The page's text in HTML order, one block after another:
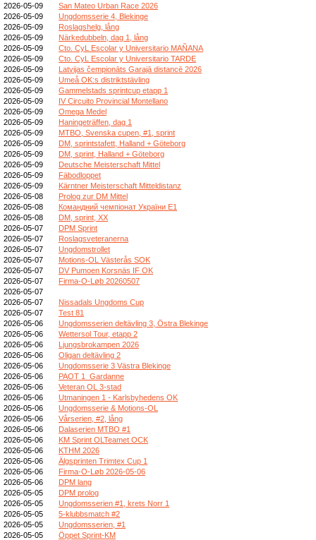
2026-05-09
San Mateo Urban Race 2026
2026-05-09
Ungdomsserie 4, Blekinge
2026-05-09
Roslagshelg, lång
2026-05-09
Närkedubbeln, dag 1, lång
2026-05-09
Cto. CyL Escolar y Universitario MAÑANA
2026-05-09
Cto. CyL Escolar y Universitario TARDE
2026-05-09
Latvijas čempionāts Garajā distancē 2026
2026-05-09
Umeå OK:s distriktstävling
2026-05-09
Gammelstads sprintcup etapp 1
2026-05-09
IV Circuito Provincial Montellano
2026-05-09
Omega Medel
2026-05-09
Haningeträffen, dag 1
2026-05-09
MTBO, Svenska cupen, #1, sprint
2026-05-09
DM, sprintstafett, Halland + Göteborg
2026-05-09
DM, sprint, Halland + Göteborg
2026-05-09
Deutsche Meisterschaft Mittel
2026-05-09
Fäbodloppet
2026-05-09
Kärntner Meisterschaft Mitteldistanz
2026-05-08
Prolog zur DM Mittel
2026-05-08
Командний чемпіонат України E1
2026-05-08
DM, sprint, XX
2026-05-07
DPM Sprint
2026-05-07
Roslagsveteranerna
2026-05-07
Ungdomstrollet
2026-05-07
Motions-OL Västerås SOK
2026-05-07
DV Pumoen Korsnäs IF OK
2026-05-07
Firma-O-Løb 20260507
2026-05-07
2026-05-07
Nissadals Ungdoms Cup
2026-05-07
Test 81
2026-05-06
Ungdomsserien deltävling 3, Östra Blekinge
2026-05-06
Wettersol Tour, etapp 2
2026-05-06
Ljungsbrokampen 2026
2026-05-06
Oligan deltävling 2
2026-05-06
Ungdomsserie 3 Västra Blekinge
2026-05-06
PAOT 1_Gardanne
2026-05-06
Veteran OL 3-stad
2026-05-06
Utmaningen 1 - Karlsbyhedens OK
2026-05-06
Ungdomsserie & Motions-OL
2026-05-06
Vårserien, #2, lång
2026-05-06
Dalaserien MTBO #1
2026-05-06
KM Sprint OLTeamet OCK
2026-05-06
KTHM 2026
2026-05-06
Älgsprinten Trimtex Cup 1
2026-05-06
Firma-O-Løb 2026-05-06
2026-05-06
DPM lang
2026-05-05
DPM prolog
2026-05-05
Ungdomsserien #1, krets Norr 1
2026-05-05
5-klubbsmatch #2
2026-05-05
Ungdomsserien, #1
2026-05-05
Öppet Sprint-KM